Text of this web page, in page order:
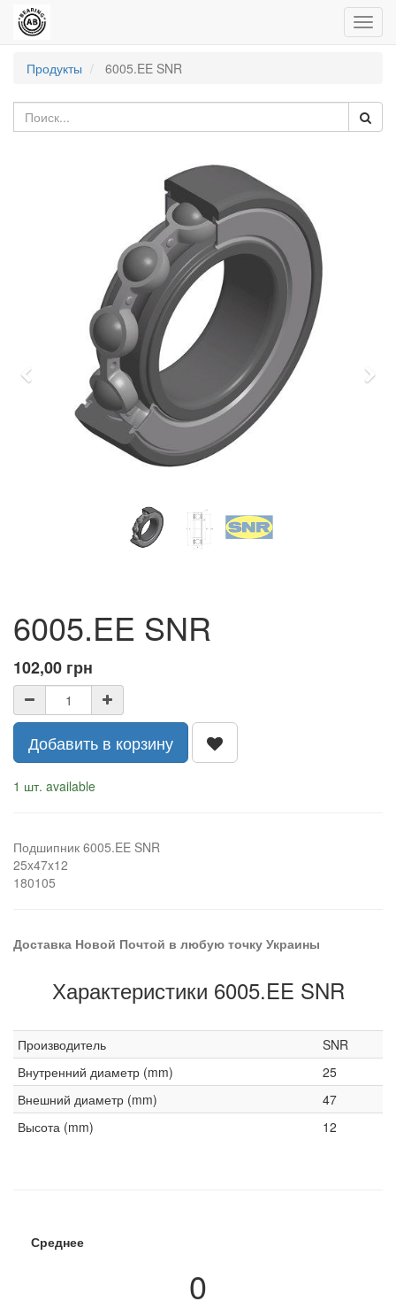
Продукты
6005.EE SNR
Previous
6005.EE SNR
102,00 грн
Добавить в корзину
1 шт. available
Подшипник 6005.EE SNR
25x47x12
180105
Доставка Новой Почтой в любую точку Украины
Характеристики 6005.EE SNR
Производитель
SNR
Внутренний диаметр (mm)
25
Внешний диаметр (mm)
47
Высота (mm)
12
Среднее
0